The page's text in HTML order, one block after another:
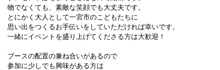
物でなくても、素敵な笑顔でも大丈夫です。
とにかく大人として一宮市のこどもたちに
思い出をつくるお手伝いをしていただければ幸いです。
一緒にイベントを盛り上げてくださる方は大歓迎！
ブースの配置の兼ね合いがあるので
参加に少しでも興味がある方は